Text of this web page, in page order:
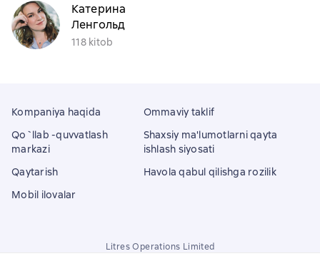
Катерина
Ленгольд
118 kitob
Kompaniya haqida
Qo`llab -quvvatlash
markazi
Qaytarish
Mobil ilovalar
Ommaviy taklif
Shaxsiy ma'lumotlarni qayta
ishlash siyosati
Havola qabul qilishga rozilik
Litres Operations Limited